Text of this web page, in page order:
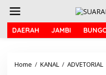
DAERAH JAMBI
Home / KANAL / ADVETORIAL